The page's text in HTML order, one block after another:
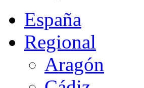
España
Regional
Aragón